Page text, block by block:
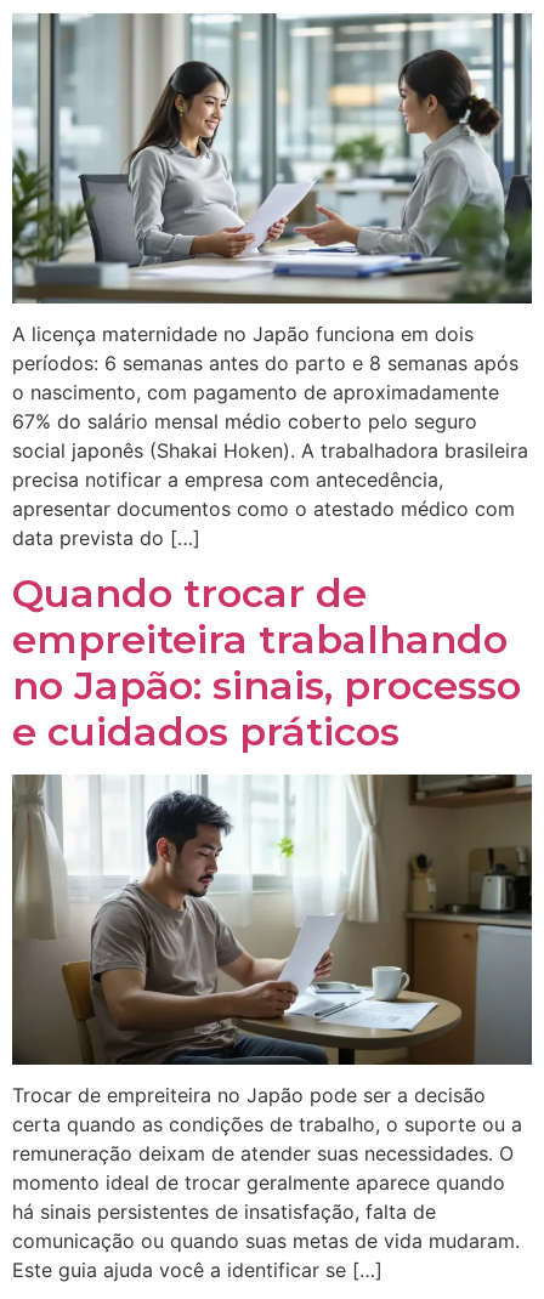
A licença maternidade no Japão funciona em dois
períodos: 6 semanas antes do parto e 8 semanas após
o nascimento, com pagamento de aproximadamente
67% do salário mensal médio coberto pelo seguro
social japonês (Shakai Hoken). A trabalhadora brasileira
precisa notificar a empresa com antecedência,
apresentar documentos como o atestado médico com
data prevista do […]
Quando trocar de
empreiteira trabalhando
no Japão: sinais, processo
e cuidados práticos
Trocar de empreiteira no Japão pode ser a decisão
certa quando as condições de trabalho, o suporte ou a
remuneração deixam de atender suas necessidades. O
momento ideal de trocar geralmente aparece quando
há sinais persistentes de insatisfação, falta de
comunicação ou quando suas metas de vida mudaram.
Este guia ajuda você a identificar se […]